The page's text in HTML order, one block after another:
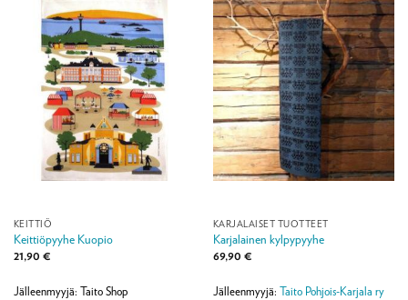
KEITTIÖ
Keittiöpyyhe Kuopio
21,90 €
Jälleenmyyjä: Taito Shop
KARJALAISET TUOTTEET
Karjalainen kylpypyyhe
69,90 €
Jälleenmyyjä: Taito Pohjois-Karjala ry